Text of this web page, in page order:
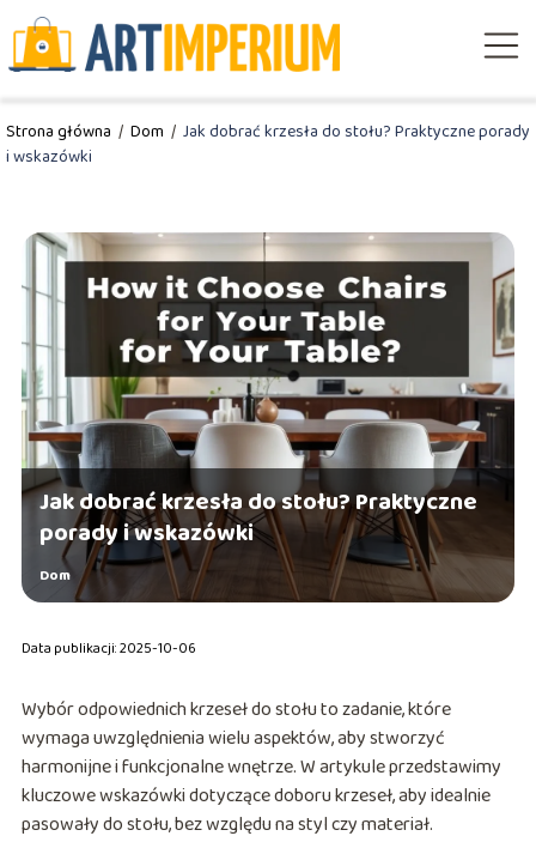
Strona główna / Dom / Jak dobrać krzesła do stołu? Praktyczne porady
i wskazówki
Jak dobrać krzesła do stołu? Praktyczne
porady i wskazówki
Dom
Data publikacji: 2025-10-06
Wybór odpowiednich krzeseł do stołu to zadanie, które
wymaga uwzględnienia wielu aspektów, aby stworzyć
harmonijne i funkcjonalne wnętrze. W artykule przedstawimy
kluczowe wskazówki dotyczące doboru krzeseł, aby idealnie
pasowały do stołu, bez względu na styl czy materiał.